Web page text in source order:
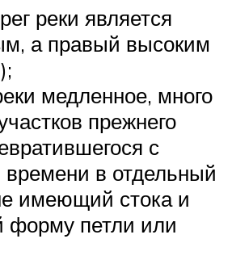
реки является
а правый высоким
медленное, много
прежнего
с
времени в отдельный
имеющий стока и
петли или